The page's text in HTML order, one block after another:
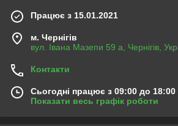
Працює з 15.01.2021
м. Чернігів
вул. Івана Мазепи 59 а, Чернігів,
Контакти
Сьогодні працює з 09:00 до 18:00
Показати весь графік роботи